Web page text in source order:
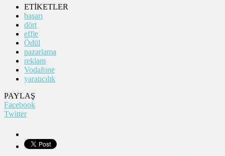
ETİKETLER
başarı
dört
effie
Ödül
pazarlama
reklam
Vodafone
yaratıcılık
PAYLAŞ
Facebook
Twitter